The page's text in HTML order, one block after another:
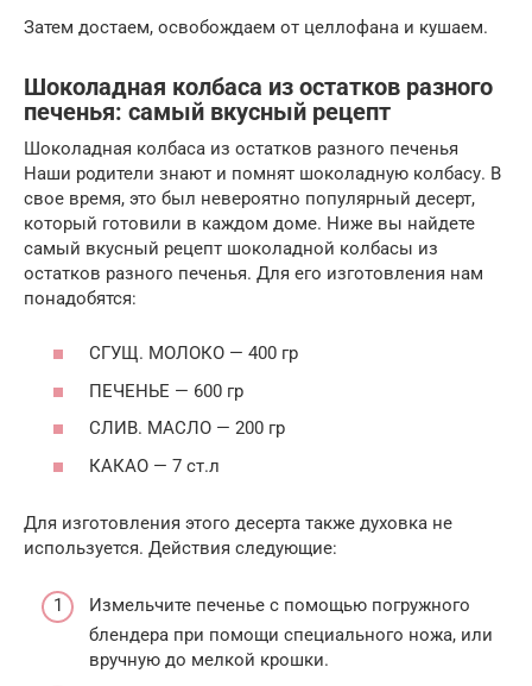
Затем достаем, освобождаем от целлофана и кушаем.
Шоколадная колбаса из остатков разного
печенья: самый вкусный рецепт
Шоколадная колбаса из остатков разного печенья
Наши родители знают и помнят шоколадную колбасу. В
свое время, это был невероятно популярный десерт,
который готовили в каждом доме. Ниже вы найдете
самый вкусный рецепт шоколадной колбасы из
остатков разного печенья. Для его изготовления нам
понадобятся:
СГУЩ. МОЛОКО — 400 гр
ПЕЧЕНЬЕ — 600 гр
СЛИВ. МАСЛО — 200 гр
КАКАО — 7 ст.л
Для изготовления этого десерта также духовка не
используется. Действия следующие:
Измельчите печенье с помощью погружного
блендера при помощи специального ножа, или
вручную до мелкой крошки.